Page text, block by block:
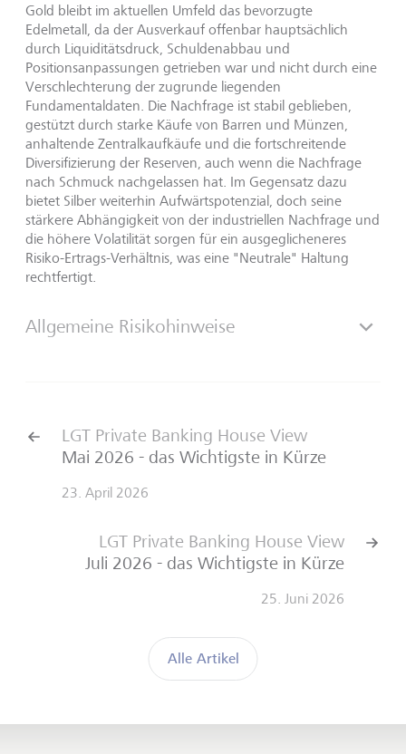
Gold bleibt im aktuellen Umfeld das bevorzugte
Edelmetall, da der Ausverkauf offenbar hauptsächlich
durch Liquiditätsdruck, Schuldenabbau und
Positionsanpassungen getrieben war und nicht durch eine
Verschlechterung der zugrunde liegenden
Fundamentaldaten. Die Nachfrage ist stabil geblieben,
gestützt durch starke Käufe von Barren und Münzen,
anhaltende Zentralkaufkäufe und die fortschreitende
Diversifizierung der Reserven, auch wenn die Nachfrage
nach Schmuck nachgelassen hat. Im Gegensatz dazu
bietet Silber weiterhin Aufwärtspotenzial, doch seine
stärkere Abhängigkeit von der industriellen Nachfrage und
die höhere Volatilität sorgen für ein ausgeglicheneres
Risiko-Ertrags-Verhältnis, was eine "Neutrale" Haltung
rechtfertigt.
Allgemeine Risikohinweise
LGT Private Banking House View
Mai 2026 - das Wichtigste in Kürze
23. April 2026
Alle Artikel
LGT Private Banking House View
Juli 2026 - das Wichtigste in Kürze
25. Juni 2026